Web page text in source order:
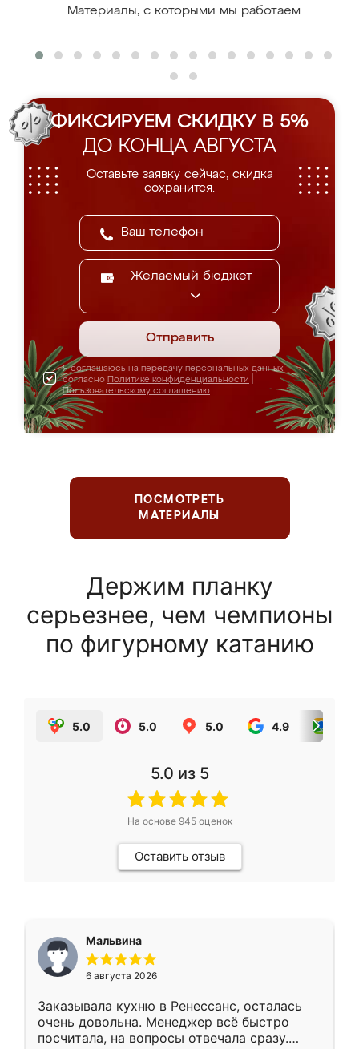
Материалы, с которыми мы работаем
ФИКСИРУЕМ СКИДКУ В 5%
ДО КОНЦА АВГУСТА
Оставьте заявку сейчас, скидка
сохранится.
Желаемый бюджет
Отправить
Я соглашаюсь на передачу персональных данных
согласно Политике конфиденциальности
Пользовательскому соглашению
ПОСМОТРЕТЬ
МАТЕРИАЛЫ
Держим планку
серьезнее, чем чемпионы
по фигурному катанию
5.0 5.0 5.0 4.9
5.0 из 5
На основе 945оценок
Оставить отзыв
Мальвина
6 августа 2026
Заказывала кухню в Ренессанс, осталась
очень довольна. Менеджер всё быстро
посчитала, на вопросы отвечала сразу.